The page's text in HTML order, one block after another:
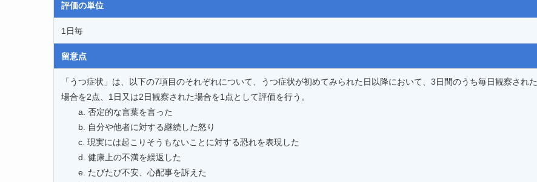
評価の単位
1日毎
留意点
「うつ症状」は、以下の7項目のそれぞれについて、うつ症状が初めてみられた日以降において、3日間のうち毎日観察された
場合を2点、1日又は2日観察された場合を1点として評価を行う。
a. 否定的な言葉を言った
b. 自分や他者に対する継続した怒り
c. 現実には起こりそうもないことに対する恐れを表現した
d. 健康上の不満を繰返した
e. たびたび不安、心配事を訴えた